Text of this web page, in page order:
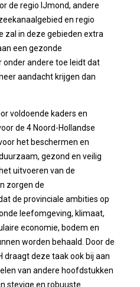
de regio IJmond, andere
en regio
zal in deze gebieden extra
een gezonde
onder andere toe leidt dat
aandacht krijgen dan
voldoende kaders en
de 4 Noord-Hollandse
het beschermen en
gezond en veilig
uitvoeren van de
zorgen de
de provinciale ambities op
leefomgeving, klimaat,
economie, bodem en
worden behaald. Door de
draagt deze taak ook bij aan
van andere hoofdstukken
stevige en robuuste